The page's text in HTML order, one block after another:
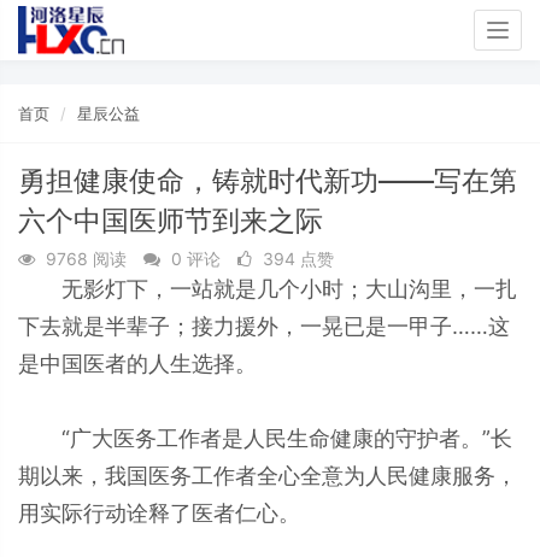
首页 星辰公益
勇担健康使命，铸就时代新功——写在第
六个中国医师节到来之际
9768 阅读 0 评论 394 点赞
无影灯下，一站就是几个小时；大山沟里，一扎
下去就是半辈子；接力援外，一晃已是一甲子……这
是中国医者的人生选择。
“广大医务工作者是人民生命健康的守护者。”长
期以来，我国医务工作者全心全意为人民健康服务，
用实际行动诠释了医者仁心。